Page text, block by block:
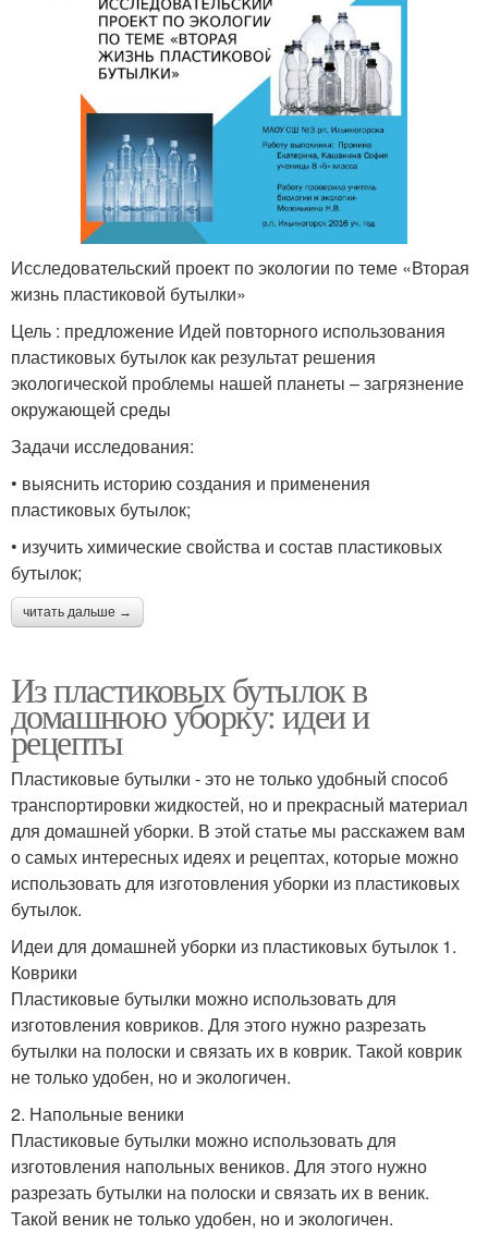
Исследовательский проект по экологии по теме «Вторая
жизнь пластиковой бутылки»
Цель : предложение Идей повторного использования
пластиковых бутылок как результат решения
экологической проблемы нашей планеты – загрязнение
окружающей среды
Задачи исследования:
• выяснить историю создания и применения
пластиковых бутылок;
• изучить химические свойства и состав пластиковых
бутылок;
читать дальше →
Из пластиковых бутылок в
домашнюю уборку: идеи и
рецепты
Пластиковые бутылки - это не только удобный способ
транспортировки жидкостей, но и прекрасный материал
для домашней уборки. В этой статье мы расскажем вам
о самых интересных идеях и рецептах, которые можно
использовать для изготовления уборки из пластиковых
бутылок.
Идеи для домашней уборки из пластиковых бутылок 1.
Коврики
Пластиковые бутылки можно использовать для
изготовления ковриков. Для этого нужно разрезать
бутылки на полоски и связать их в коврик. Такой коврик
не только удобен, но и экологичен.
2. Напольные веники
Пластиковые бутылки можно использовать для
изготовления напольных веников. Для этого нужно
разрезать бутылки на полоски и связать их в веник.
Такой веник не только удобен, но и экологичен.